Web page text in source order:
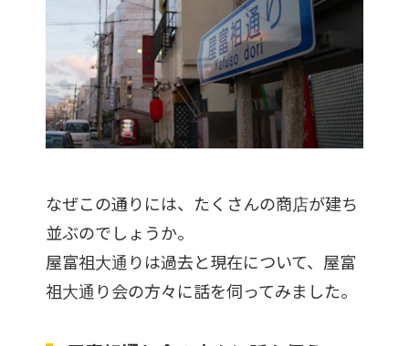
なぜこの通りには、たくさんの商店が建ち
並ぶのでしょうか。
屋富祖大通りは過去と現在について、屋富
祖大通り会の方々に話を伺ってみました。